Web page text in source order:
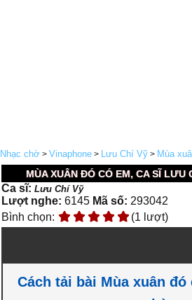
Nhạc chờ > Vinaphone > Lưu Chí Vỹ > Mùa
MÙA XUÂN ĐÓ CÓ EM, CA SĨ LƯU
Ca sĩ:Lưu Chí Vỹ
Lượt nghe: 6145 Mã số: 293042
Bình chọn:
(1 lượt)
Cách tải bài Mùa xuân đó